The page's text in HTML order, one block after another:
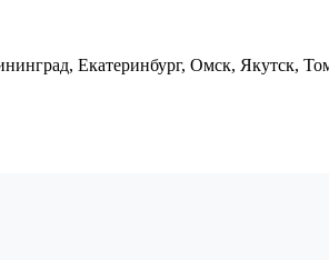
Екатеринбург, Омск, Якутск,